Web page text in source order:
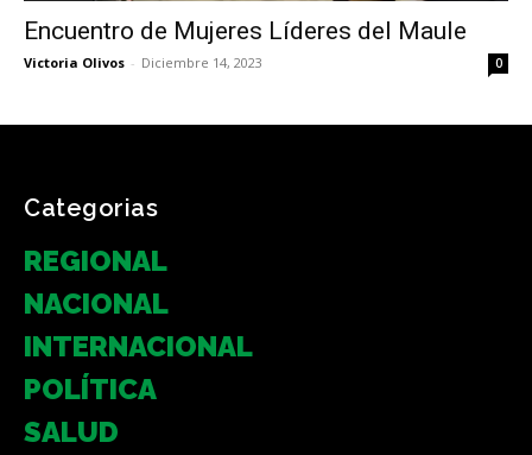
Encuentro de Mujeres Líderes del Maule
Victoria Olivos - Diciembre 14, 2023 0
Categorias
REGIONAL
NACIONAL
INTERNACIONAL
POLÍTICA
SALUD